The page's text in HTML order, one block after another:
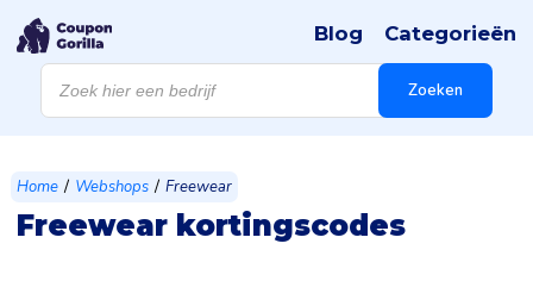
Products
search Zoeken
Blog Categorieën
Home / Webshops / Freewear
Freewear kortingscodes